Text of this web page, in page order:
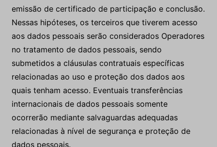
emissão de certificado de participação e conclusão.
Nessas hipóteses, os terceiros que tiverem acesso
aos dados pessoais serão considerados Operadores
no tratamento de dados pessoais, sendo
submetidos a cláusulas contratuais específicas
relacionadas ao uso e proteção dos dados aos
quais tenham acesso. Eventuais transferências
internacionais de dados pessoais somente
ocorrerão mediante salvaguardas adequadas
relacionadas à nível de segurança e proteção de
dados pessoais.